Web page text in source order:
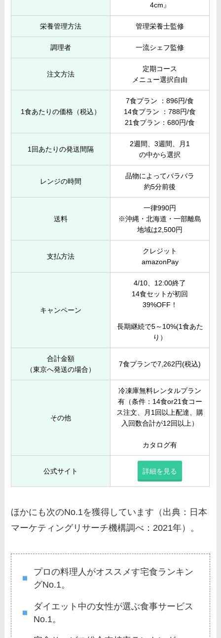
4cm』
栄養管理方法 管理栄養士監修
調理者 一流シェフ監修
注文方法
定期コース
メニュー選択自由
1食あたりの価格（税込）
7食プラン ：896円/食
14食プラン ：788円/食
21食プラン：680円/食
1回あたりの発送間隔
2週間、3週間、月1
の中から選択
レンジの時間
品物によってバラバラ
約5分前後
送料
一律990円
※沖縄・北海道・一部離島
地域は2,500円
支払方法
クレジット
amazonPay
キャンペーン
4/10、12:00終了
14食セットが初回
39%OFF！
長期継続で5～10%(1食あた
り）
合計金額
（東京へ発送の場合）
7食プランで7,262円(税込)
その他
冷凍庫無料レンタルプラン
有（条件：14食or21食コー
ス注文、月1回以上配達、購
入回数合計が12回以上）
カタログ有
公式サイト 詳細を見る
ほかにも次のNo.1を獲得しています（出典：日本
マーケティングリサーチ機構調べ：2021年）。
プロの料理人がオススメす宅食ランキン
グNo.1。
ダイエット中の女性が選ぶ食事サービス
No.1。